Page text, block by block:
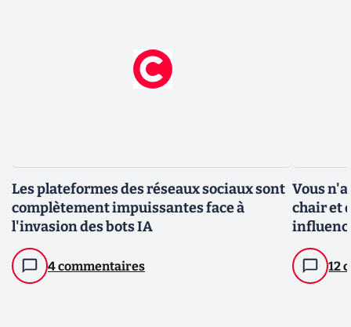
Les plateformes des réseaux sociaux sont
complètement impuissantes face à
l'invasion des bots IA
4 commentaires
Vous
chair et
12